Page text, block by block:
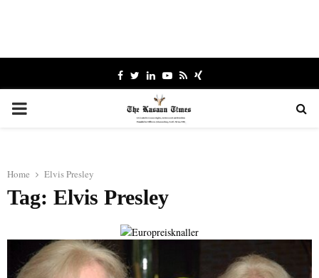
Facebook
TwitterLinkedinYoutube
RssXing
PRIMARY
Home Elvis Presley
Tag: Elvis Presley